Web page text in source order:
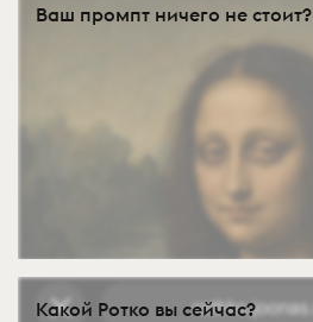
Ваш промпт ничего не стоит?
Какой Ротко вы сейчас?